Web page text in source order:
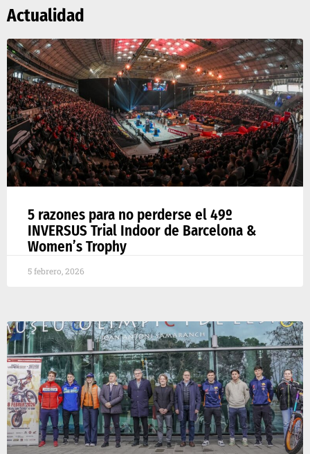
Actualidad
5 razones para no perderse el 49º
INVERSUS Trial Indoor de Barcelona &
Women’s Trophy
5 febrero, 2026